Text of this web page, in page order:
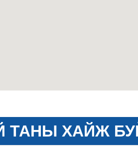
ТАНЫ ХАЙЖ